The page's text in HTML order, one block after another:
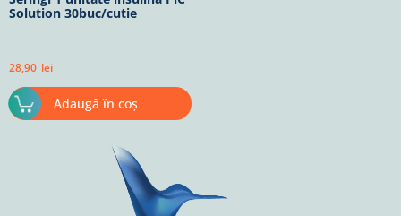
Solution 30buc/cutie
28,90 lei
Adaugă în coș